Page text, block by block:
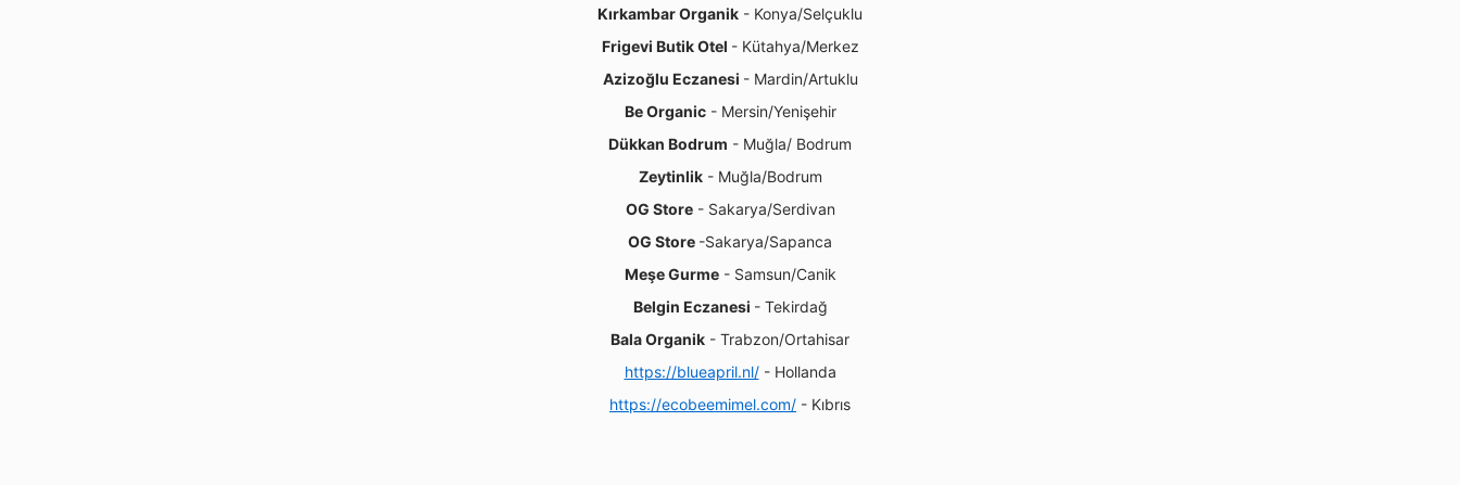
Kırkambar Organik - Konya/Selçuklu
Frigevi Butik Otel - Kütahya/Merkez
Azizoğlu Eczanesi - Mardin/Artuklu
Be Organic- Mersin/Yenişehir
Dükkan Bodrum - Muğla/ Bodrum
Zeytinlik- Muğla/Bodrum
OG Store- Sakarya/Serdivan
OG Store -Sakarya/Sapanca
Meşe Gurme- Samsun/Canik
Belgin Eczanesi - Tekirdağ
Bala Organik - Trabzon/Ortahisar
https://blueapril.nl/- Hollanda
https://ecobeemimel.com/ - Kıbrıs